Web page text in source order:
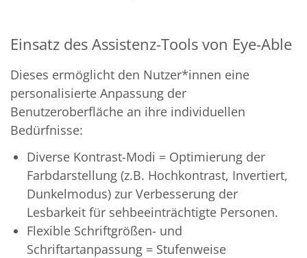
Einsatz des Assistenz-Tools von Eye-Able
Dieses ermöglicht den Nutzer*innen eine
personalisierte Anpassung der
Benutzeroberfläche an ihre individuellen
Bedürfnisse:
Diverse Kontrast-Modi = Optimierung der
Farbdarstellung (z.B. Hochkontrast, Invertiert,
Dunkelmodus) zur Verbesserung der
Lesbarkeit für sehbeeinträchtigte Personen.
Flexible Schriftgrößen- und
Schriftartanpassung = Stufenweise